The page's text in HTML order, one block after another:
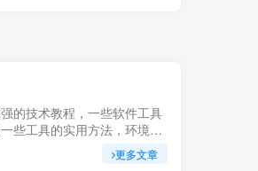
的技术教程，一些软件工具
些工具的实用方法，环境配
更多文章